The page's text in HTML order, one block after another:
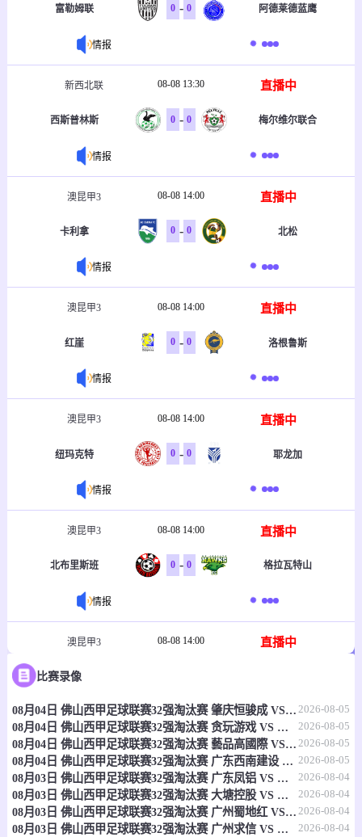
富勒姆联 0 - 0 阿德莱德蓝鹰
情报
新西北联 08-08 13:30 直播中
西斯普林斯 0 - 0 梅尔维尔联合
情报
澳昆甲3 08-08 14:00 直播中
卡利拿 0 - 0 北松
情报
澳昆甲3 08-08 14:00 直播中
红崖 0 - 0 洛根鲁斯
情报
澳昆甲3 08-08 14:00 直播中
纽玛克特 0 - 0 耶龙加
情报
澳昆甲3 08-08 14:00 直播中
北布里斯班 0 - 0 格拉瓦特山
情报
澳昆甲3 08-08 14:00 直播中
北湖联
情报
澳昆甲3 08-08 14:00 直播中
斯普林菲尔德联 0 - 0 昆士兰大学
情报
比赛录像
08月04日 佛山西甲足球联赛32强淘汰赛 肇庆恒骏成 VS 三七互娱 全场录像 2026-08-05
08月04日 佛山西甲足球联赛32强淘汰赛 贪玩游戏 VS 美的薪火 全场录像 2026-08-05
08月04日 佛山西甲足球联赛32强淘汰赛 藝品高國際 VS 湛江狂狼·粵辉能源 全场录像 2026-08-05
08月04日 佛山西甲足球联赛32强淘汰赛 广东西南建设 VS 香港圣徒 全场录像 2026-08-05
08月03日 佛山西甲足球联赛32强淘汰赛 广东凤铝 VS 湛江八部科技 全场录像 2026-08-04
08月03日 佛山西甲足球联赛32强淘汰赛 大塘控股 VS 茂名市点都得 全场录像 2026-08-04
08月03日 佛山西甲足球联赛32强淘汰赛 广州蜀地红 VS 广州戴拿模 全场录像 2026-08-04
08月03日 佛山西甲足球联赛32强淘汰赛 广州求信 VS 顺德新青年 全场录像 2026-08-04